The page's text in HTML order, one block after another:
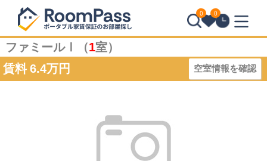
0 0
ファミールⅠ（1室）
賃料 6.4万円 空室情報を確認